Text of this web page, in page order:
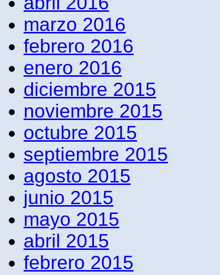
marzo 2016
febrero 2016
enero 2016
diciembre 2015
noviembre 2015
octubre 2015
septiembre 2015
agosto 2015
junio 2015
mayo 2015
abril 2015
febrero 2015